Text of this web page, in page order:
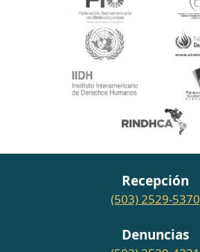
Recepción
(503) 2529-5370
Denuncias